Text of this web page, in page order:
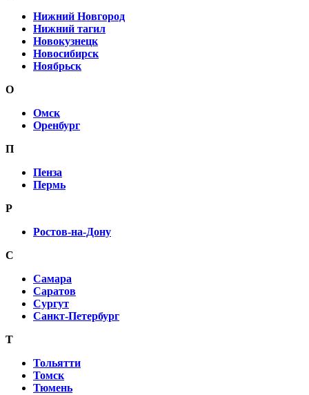
Нижний Новгород
Нижний тагил
Новокузнецк
Новосибирск
Ноябрьск
О
Омск
Оренбург
П
Пенза
Пермь
Р
Ростов-на-Дону
С
Самара
Саратов
Сургут
Санкт-Петербург
Т
Тольятти
Томск
Тюмень